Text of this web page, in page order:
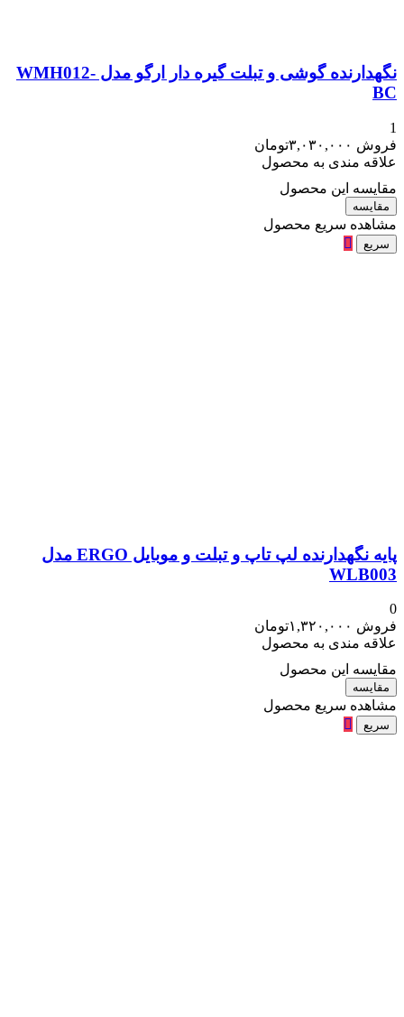
نگهدارنده گوشی و تبلت گیره دار ارگو مدل WMH012-
BC
1
فروش ۳,۰۳۰,۰۰۰تومان
علاقه مندی به محصول
مقایسه این محصول
مقایسه
مشاهده سریع محصول
سریع
پایه نگهدارنده لپ تاپ و تبلت و موبایل ERGO مدل
WLB003
0
فروش ۱,۳۲۰,۰۰۰تومان
علاقه مندی به محصول
مقایسه این محصول
مقایسه
مشاهده سریع محصول
سریع